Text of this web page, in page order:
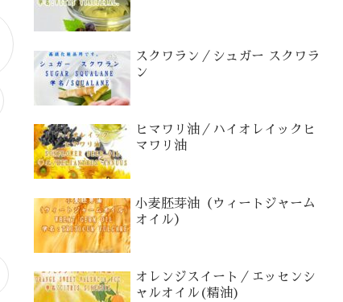
スクワラン／シュガー スクワラ
ン
ヒマワリ油／ハイオレイックヒ
マワリ油
小麦胚芽油（ウィートジャーム
オイル）
オレンジスイート／エッセンシ
ャルオイル(精油)